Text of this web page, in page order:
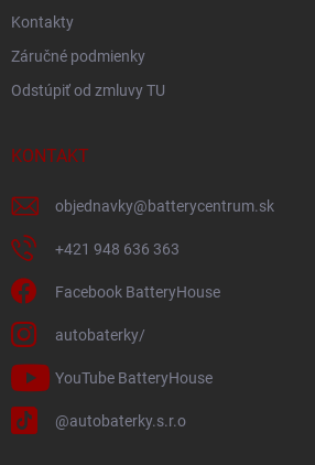
Kontakty
Záručné podmienky
Odstúpiť od zmluvy TU
KONTAKT
objednavky@batterycentrum.sk
+421 948 636 363
Facebook BatteryHouse
autobaterky/
YouTube BatteryHouse
@autobaterky.s.r.o